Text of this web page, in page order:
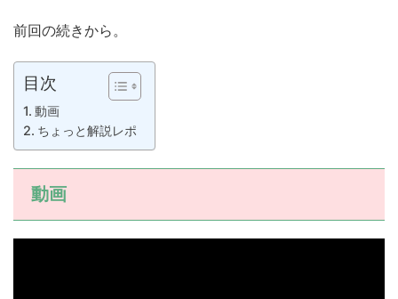
前回の続きから。
目次
動画
ちょっと解説レポ
動画